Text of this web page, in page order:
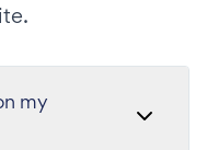
my